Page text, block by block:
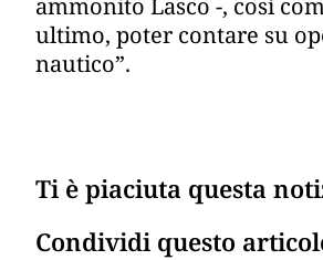
ammonito Lasco -, così
ultimo, poter contare su
nautico”.
Ti è piaciuta questa
Condividi questo